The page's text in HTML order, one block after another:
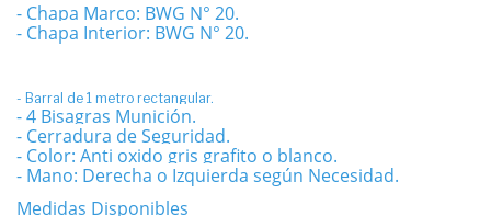
- Chapa Marco: BWG N° 20.
- Chapa Interior: BWG N° 20.
- Barral de 1 metro rectangular.
- 4 Bisagras Munición.
- Cerradura de Seguridad.
- Color: Anti oxido gris grafito o blanco.
- Mano: Derecha o Izquierda según Necesidad.
Medidas Disponibles